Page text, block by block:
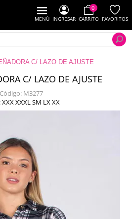
MENÚ INGRESAR
0
CARRITO FAVORITOS
C/ LAZO DE AJUSTE
C/ LAZO DE AJUSTE
Código: M3277
XXX XXXL SM LX XX